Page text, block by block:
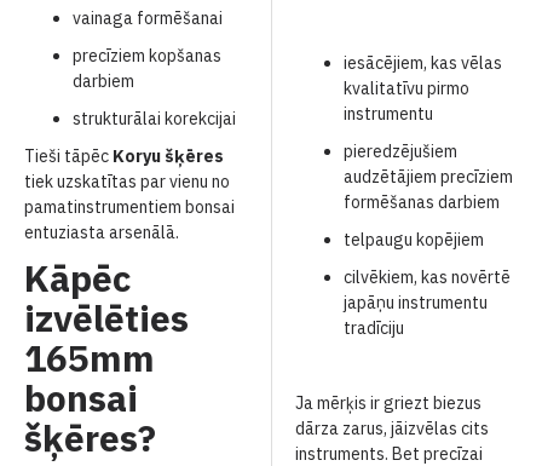
vainaga formēšanai
precīziem kopšanas
darbiem
strukturālai korekcijai
Tieši tāpēc Koryu šķēres
tiek uzskatītas par vienu no
pamatinstrumentiem bonsai
entuziasta arsenālā.
Kāpēc
izvēlēties
165mm
bonsai
šķēres?
iesācējiem, kas vēlas
kvalitatīvu pirmo
instrumentu
pieredzējušiem
audzētājiem precīziem
formēšanas darbiem
telpaugu kopējiem
cilvēkiem, kas novērtē
japāņu instrumentu
tradīciju
Ja mērķis ir griezt biezus
dārza zarus, jāizvēlas cits
instruments. Bet precīzai